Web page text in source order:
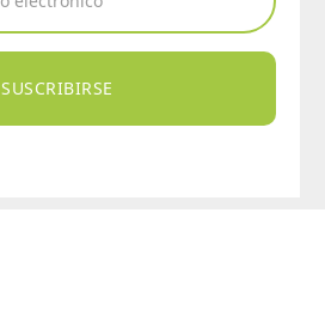
SUSCRIBIRSE